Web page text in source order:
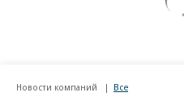
Новости компаний Все